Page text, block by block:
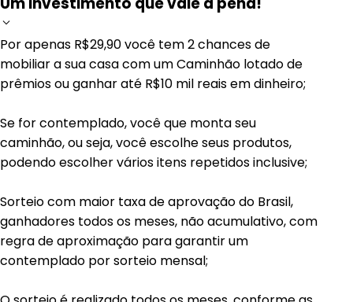
Por apenas R$29,90 você tem 2 chances de
mobiliar a sua casa com um Caminhão lotado de
prêmios ou ganhar até R$10 mil reais em dinheiro;
Se for contemplado, você que monta seu
caminhão, ou seja, você escolhe seus produtos,
podendo escolher vários itens repetidos inclusive;
Sorteio com maior taxa de aprovação do Brasil,
ganhadores todos os meses, não acumulativo, com
regra de aproximação para garantir um
contemplado por sorteio mensal;